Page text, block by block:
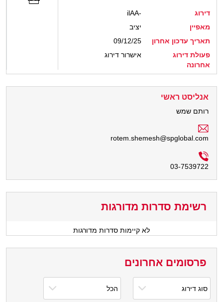
דירוג
ilAA-
מאפיין
יציב
תאריך עדכון אחרון
09/12/25
פעולת דירוג
אחרונה
אישרור דירוג
אנליסט ראשי
רותם שמש
rotem.shemesh@spglobal.com
03-7539722
רשימת סדרות מדורגות
לא קיימות סדרות מדורגות
פרסומים אחרונים